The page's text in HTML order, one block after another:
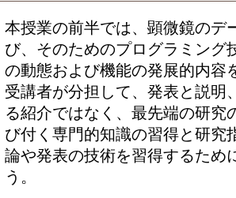
本授業の前半では、顕微鏡のデ
び、そのためのプログラミング
の動態および機能の発展的内容
受講者が分担して、発表と説明
る紹介ではなく、最先端の研究
び付く専門的知識の習得と研究
論や発表の技術を習得するため
う。